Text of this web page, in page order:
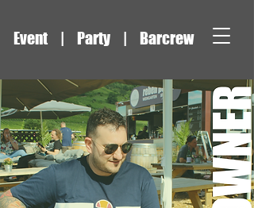
Event | Party | Barcrew